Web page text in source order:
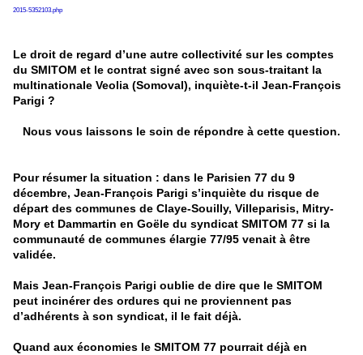
2015-5352103.php
Le droit de regard d’une autre collectivité sur les comptes
du SMITOM et le contrat signé avec son sous-traitant la
multinationale Veolia (Somoval), inquiète-t-il Jean-François
Parigi ?
Nous vous laissons le soin de répondre à cette question.
Pour résumer la situation : dans le Parisien 77 du 9
décembre, Jean-François Parigi s’inquiète du risque de
départ des communes de Claye-Souilly, Villeparisis, Mitry-
Mory et Dammartin en Goële du syndicat SMITOM 77 si la
communauté de communes élargie 77/95 venait à être
validée.
Mais Jean-François Parigi oublie de dire que le SMITOM
peut incinérer des ordures qui ne proviennent pas
d’adhérents à son syndicat, il le fait déjà.
Quand aux économies le SMITOM 77 pourrait déjà en